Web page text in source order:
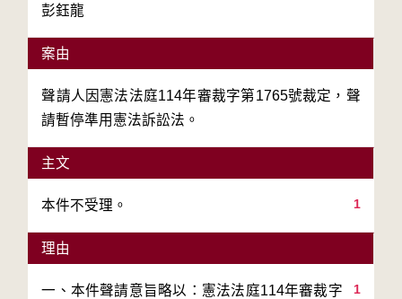
彭鈺龍
案由
聲請人因憲法法庭114年審裁字第1765號裁定，聲
請暫停準用憲法訴訟法。
主文
1
本件不受理。
理由
1
一、本件聲請意旨略以：憲法法庭114年審裁字